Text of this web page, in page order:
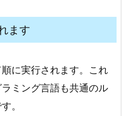
ます
に実行されます。これ
ミング言語も共通のル
。